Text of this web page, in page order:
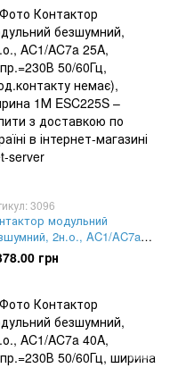
3096
модульний
2н.о., AC1/AC7a
Uупр.=230В 50/60Гц,
немає), ширина
грн